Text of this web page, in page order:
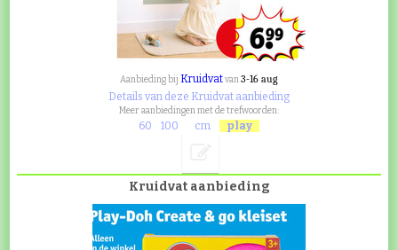
Aanbieding bij Kruidvatvan3-16 aug
Details van deze Kruidvat aanbieding
Meer aanbiedingen met de trefwoorden:
60 100 cm play
Kruidvat aanbieding